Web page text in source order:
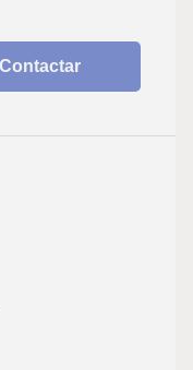
Contactar